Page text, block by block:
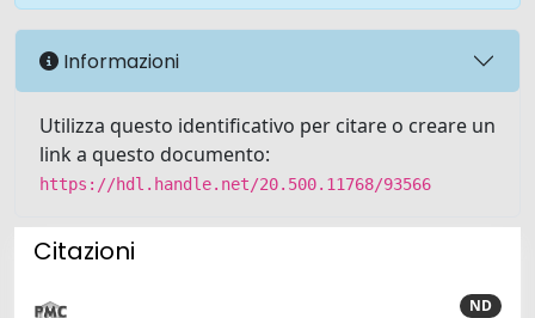
Informazioni
Utilizza questo identificativo per citare o creare un
link a questo documento:
https://hdl.handle.net/20.500.11768/93566
Citazioni
ND